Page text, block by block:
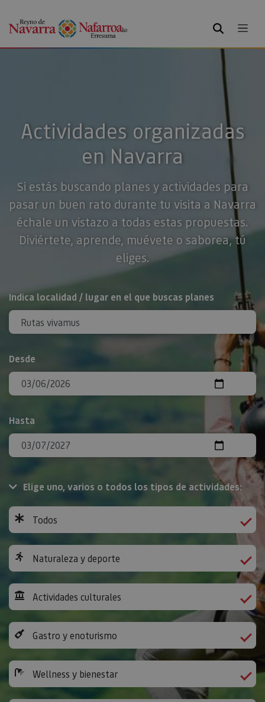
BUSCAR
Actividades organizadas
en Navarra
Si estás buscando planes y actividades para
pasar un buen rato durante tu visita a Navarra
échale un vistazo a todas estas propuestas.
Diviértete, aprende, muévete o saborea, tú
eliges.
BUSCAR
Indica localidad / lugar en el que buscas planes
Desde
Hasta
Elige uno, varios o todos los tipos de actividades:
Todos
Naturaleza y deporte
Actividades culturales
Gastro y enoturismo
Wellness y bienestar